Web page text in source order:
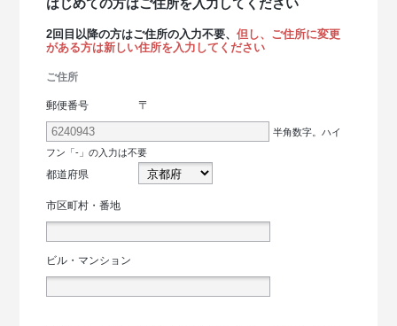
はじめての方はご住所を入力してください
2回目以降の方はご住所の入力不要、但し、ご住所に変更
がある方は新しい住所を入力してください
ご住所
郵便番号 〒
半角数字。ハイ
フン「-」の入力は不要
都道府県
市区町村・番地
ビル・マンション